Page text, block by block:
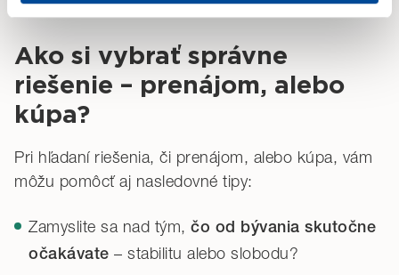
Ak zvolíte „Odmietnuť“
, budeme ukladať iba
nevyhnutné (technické) cookies potrebné pre chod webu.
Svoje voľby môžete kedykoľvek zmeniť v časti
Ako si vybrať správne
riešenie – prenájom, alebo
kúpa?
Pri hľadaní riešenia, či prenájom, alebo kúpa, vám
môžu pomôcť aj nasledovné tipy:
Zamyslite sa nad tým, čo od bývania skutočne
očakávate – stabilitu alebo slobodu?